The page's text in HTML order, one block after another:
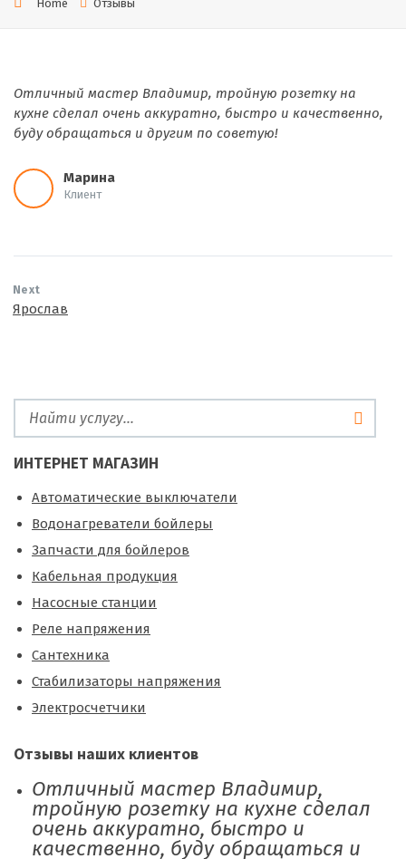
Home Отзывы
Отличный мастер Владимир, тройную розетку на
кухне сделал очень аккуратно, быстро и качественно,
буду обращаться и другим по советую!
Марина
Клиент
Next
Ярослав
ИНТЕРНЕТ МАГАЗИН
Автоматические выключатели
Водонагреватели бойлеры
Запчасти для бойлеров
Кабельная продукция
Насосные станции
Реле напряжения
Сантехника
Стабилизаторы напряжения
Электросчетчики
Отзывы наших клиентов
Отличный мастер Владимир,
тройную розетку на кухне сделал
очень аккуратно, быстро и
качественно, буду обращаться и